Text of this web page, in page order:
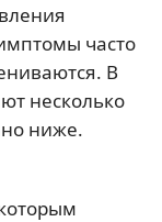
часто
В
несколько
ниже.